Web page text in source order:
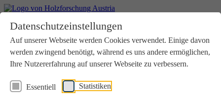
Datenschutzeinstellungen
Auf unserer Webseite werden Cookies verwendet. Einige davon
werden zwingend benötigt, während es uns andere ermöglichen,
Ihre Nutzererfahrung auf unserer Webseite zu verbessern.
Essentiell Statistiken
Aktuelles
Downloads
Kontakt
Login
Verein